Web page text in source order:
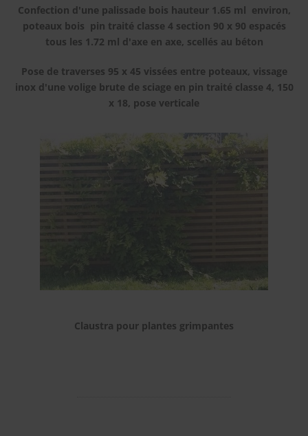
Confection d'une palissade bois hauteur 1.65 ml environ,
poteaux bois pin traité classe 4 section 90 x 90 espacés
tous les 1.72 ml d'axe en axe, scellés au béton
Pose de traverses 95 x 45 vissées entre poteaux, vissage
inox d'une volige brute de sciage en pin traité classe 4, 150
x 18, pose verticale
Claustra pour plantes grimpantes